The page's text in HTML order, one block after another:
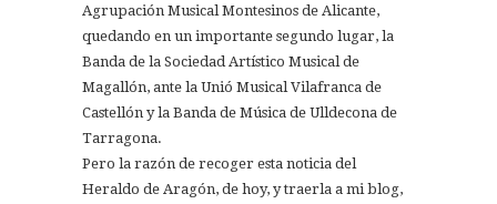
Agrupación Musical Montesinos de Alicante,
quedando en un importante segundo lugar, la
Banda de la Sociedad Artístico Musical de
Magallón, ante la Unió Musical Vilafranca de
Castellón y la Banda de Música de Ulldecona de
Tarragona.
Pero la razón de recoger esta noticia del
Heraldo de Aragón, de hoy, y traerla a mi blog,